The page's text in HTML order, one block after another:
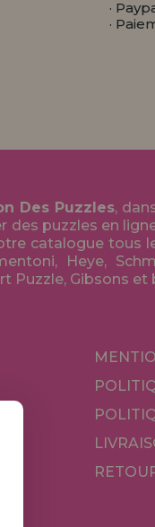
·
·
Des Puzzles,
des puzzles en
catalogue tous
Heye,
Puzzle, Gibsons et